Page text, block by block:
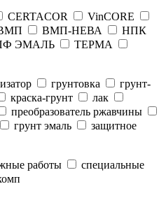
CERTACOR
VinCORE
ВМП-НЕВА
НПК
ЭМАЛЬ
ТЕРМА
грунтовка
грунт-
краска-грунт
лак
преобразователь ржавчины
грунт эмаль
защитное
работы
специальные